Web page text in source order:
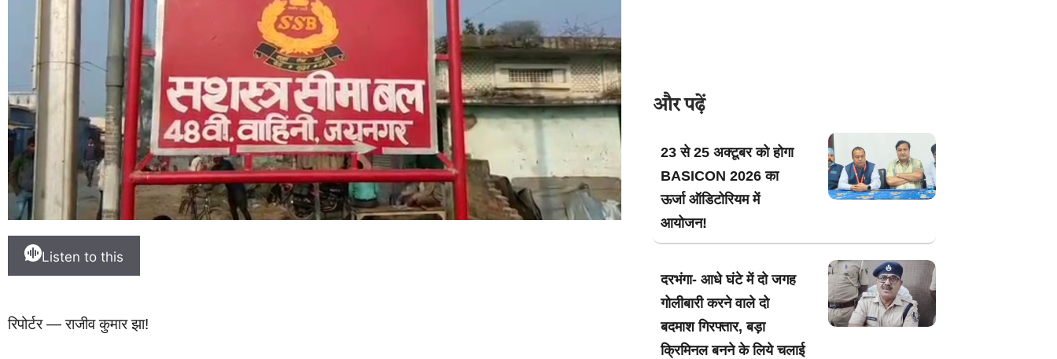
Listen to this
रिपोर्टर — राजीव कुमार झा!
और पढ़ें
23 से 25 अक्टूबर को होगा
BASICON 2026 का
ऊर्जा ऑडिटोरियम में
आयोजन!
दरभंगा- आधे घंटे में दो जगह
गोलीबारी करने वाले दो
बदमाश गिरफ्तार, बड़ा
क्रिमिनल बनने के लिये चलाई